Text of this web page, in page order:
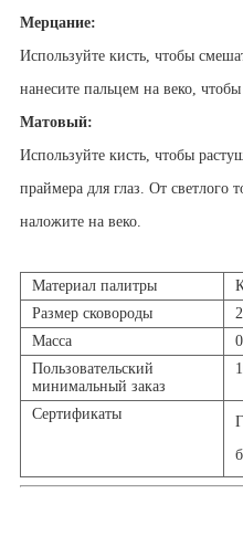
Мерцание:
Используйте кисть, чтобы
нанесите пальцем на веко,
Матовый:
Используйте кисть, чтобы
праймера для глаз. От светлого
наложите на веко.
Материал палитры
Размер сковороды
Масса
Пользовательский
минимальный заказ
Сертификаты